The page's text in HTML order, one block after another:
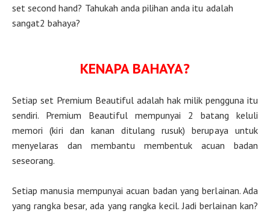
set second hand? Tahukah anda pilihan anda itu adalah
sangat2 bahaya?
KENAPA BAHAYA?
Setiap set Premium Beautiful adalah hak milik pengguna itu
sendiri. Premium Beautiful mempunyai 2 batang keluli
memori (kiri dan kanan ditulang rusuk) berupaya untuk
menyelaras dan membantu membentuk acuan badan
seseorang.
Setiap manusia mempunyai acuan badan yang berlainan. Ada
yang rangka besar, ada yang rangka kecil. Jadi berlainan kan?